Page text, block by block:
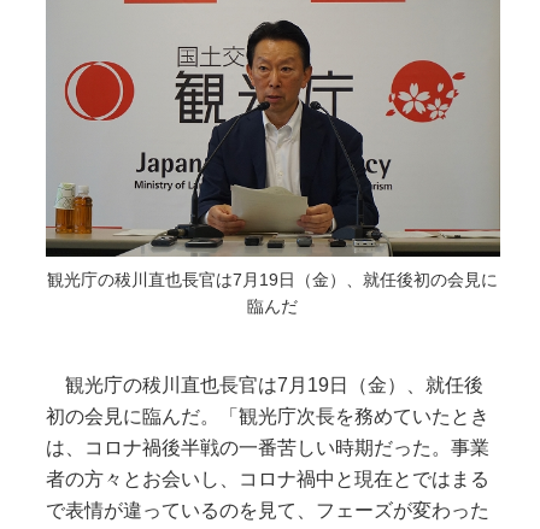
観光庁の秡川直也長官は7月19日（金）、就任後初の会見に
臨んだ
観光庁の秡川直也長官は7月19日（金）、就任後
初の会見に臨んだ。「観光庁次長を務めていたとき
は、コロナ禍後半戦の一番苦しい時期だった。事業
者の方々とお会いし、コロナ禍中と現在とではまる
で表情が違っているのを見て、フェーズが変わった